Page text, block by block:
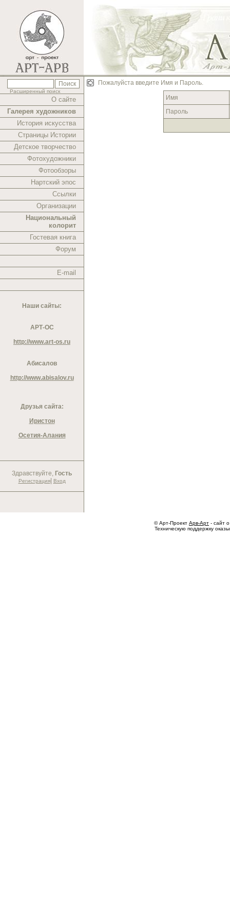
Расширенный поиск
О сайте
Галерея художников
История искусства
Страницы Истории
Детское творчество
Фотохудожники
Фотообзоры
Нартский эпос
Ссылки
Организации
Национальный
колорит
Гостевая книга
Форум
E-mail
Наши сайты:
АРТ-ОС
http://www.art-os.ru
Абисалов
http://www.abisalov.ru
Друзья сайта:
Иристон
Осетия-Алания
Здравствуйте, Гость
Регистрация| Вход
Пожалуйста введите Имя и Пароль.
Имя
Пароль
© Арт-Проект Арв-Арт - сайт
Техническую поддержку